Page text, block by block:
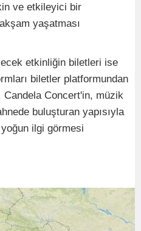
ve etkileyici bir
yaşatması
etkinliğin biletleri ise
biletler platformundan
Concert'in, müzik
buluşturan yapısıyla
ilgi görmesi